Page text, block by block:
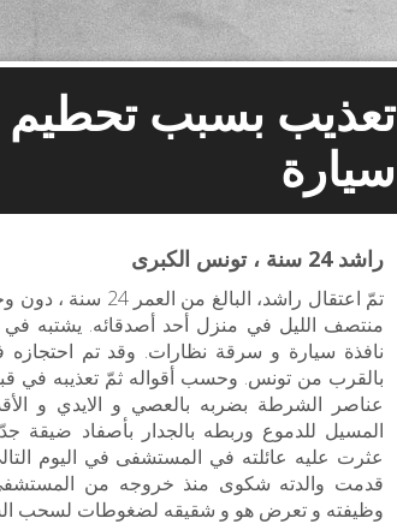
تعذيب بسبب تحطيم
سيارة
راشد 24 سنة ، تونس الكبرى
تمّ اعتقال راشد، البالغ
منتصف الليل في منزل أحد أصدقائه. يشتبه
نافذة سيارة و سرقة نظارات. وقد تم
بالقرب من تونس. وحسب أقواله ثمّ تعذيبه في
عناصر الشرطة بضربه بالعصي و الايدي و
المسيل للدموع وربطه بالجدار بأصفاد ضيقة
عثرت عليه عائلته في المستشفى في اليوم
قدمت والدته شكوى منذ خروجه من
وظيفته و تعرض هو و شقيقه لضغوطات لسحب